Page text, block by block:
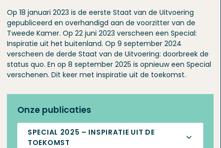
Op 18 januari 2023 is de eerste Staat van de Uitvoering
gepubliceerd en overhandigd aan de voorzitter van de
Tweede Kamer. Op 22 juni 2023 verscheen een Special:
Inspiratie uit het buitenland. Op 9 september 2024
verscheen de derde Staat van de Uitvoering: doorbreek de
status quo. En op 8 september 2025 is opnieuw een Special
verschenen. Dit keer met inspiratie uit de toekomst.
Onze publicaties
SPECIAL 2025 – INSPIRATIE UIT DE
TOEKOMST